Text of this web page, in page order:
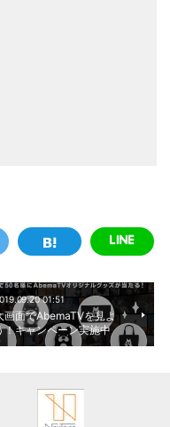
01:51
画面でAbemaTVを見よ
！キャンペーン実施中